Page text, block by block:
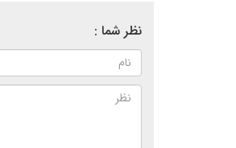
نظر شما :